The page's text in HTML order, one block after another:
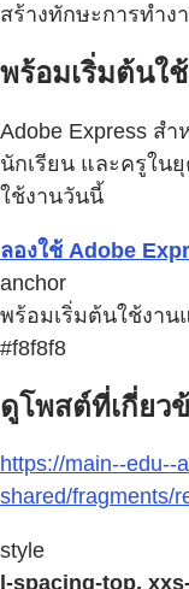
สร้างทักษะการทำง
พร้อมเริ่มต้นใ
Adobe Express ส
นักเรียน และครูใน
ใช้งานวันนี้
ลองใช้ Adobe
anchor
พร้อมเริ่มต้นใช้งาน
#f8f8f8
ดูโพสต์ที่เกี่ยว
https://main--edu--
shared/fragments/
style
l-spacing-top,